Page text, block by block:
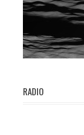
RADIO